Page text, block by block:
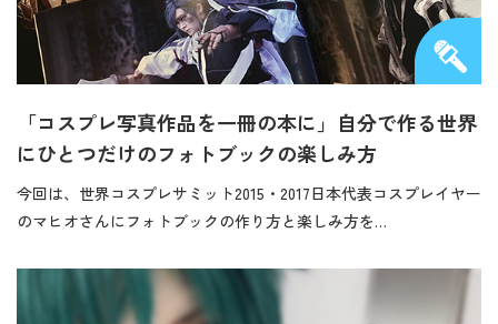
「コスプレ写真作品を一冊の本に」自分で作る世界
にひとつだけのフォトブックの楽しみ方
今回は、世界コスプレサミット2015・2017日本代表コスプレイヤー
のマヒオさんにフォトブックの作り方と楽しみ方を…